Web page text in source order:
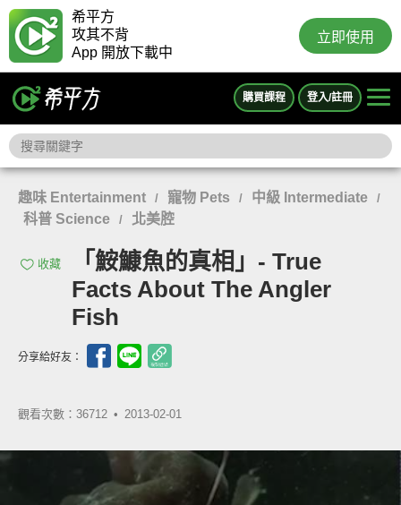
希平方
攻其不背
App 開放下載中
立即使用
購買課程 登入/註冊
趣味 Entertainment / 寵物 Pets / 中級 Intermediate /
科普 Science / 北美腔
收藏
「鮟鱇魚的真相」- True
Facts About The Angler
Fish
分享給好友：
觀看次數：36712 • 2013-02-01